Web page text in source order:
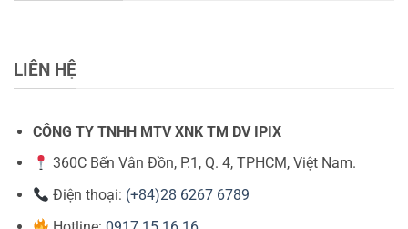
LIÊN HỆ
CÔNG TY TNHH MTV XNK TM DV IPIX
360C Bến Vân Đồn, P.1, Q. 4, TPHCM, Việt Nam.
Điện thoại: (+84)28 6267 6789